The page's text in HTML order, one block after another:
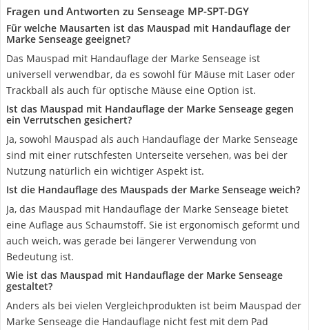
Fragen und Antworten zu Senseage MP-SPT-DGY
Für welche Mausarten ist das Mauspad mit Handauflage der
Marke Senseage geeignet?
Das Mauspad mit Handauflage der Marke Senseage ist
universell verwendbar, da es sowohl für Mäuse mit Laser oder
Trackball als auch für optische Mäuse eine Option ist.
Ist das Mauspad mit Handauflage der Marke Senseage gegen
ein Verrutschen gesichert?
Ja, sowohl Mauspad als auch Handauflage der Marke Senseage
sind mit einer rutschfesten Unterseite versehen, was bei der
Nutzung natürlich ein wichtiger Aspekt ist.
Ist die Handauflage des Mauspads der Marke Senseage weich?
Ja, das Mauspad mit Handauflage der Marke Senseage bietet
eine Auflage aus Schaumstoff. Sie ist ergonomisch geformt und
auch weich, was gerade bei längerer Verwendung von
Bedeutung ist.
Wie ist das Mauspad mit Handauflage der Marke Senseage
gestaltet?
Anders als bei vielen Vergleichprodukten ist beim Mauspad der
Marke Senseage die Handauflage nicht fest mit dem Pad